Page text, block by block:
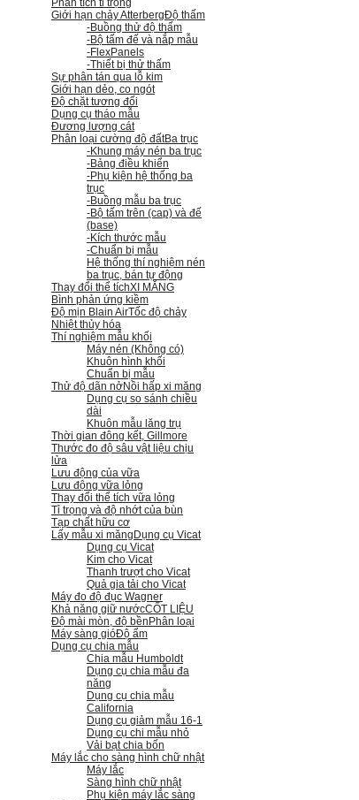
Phân tích tỉ trọng
Giới hạn chảy AtterbergĐộ thấm
-Buồng thử độ thấm
-Bộ tấm đế và nắp mẫu
-FlexPanels
-Thiết bị thử thấm
Sự phân tán qua lỗ kim
Giới hạn dẻo, co ngót
Độ chặt tương đối
Dụng cụ tháo mẫu
Đương lượng cát
Phân loại cường độ đấtBa trục
-Khung máy nén ba trục
-Bảng điều khiển
-Phụ kiện hệ thống ba
trục
-Buồng mẫu ba trục
-Bộ tấm trên (cap) và đế
(base)
-Kích thước mẫu
-Chuẩn bị mẫu
Hệ thống thí nghiệm nén
ba trục, bán tự động
Thay đổi thể tíchXI MĂNG
Bình phản ứng kiềm
Độ mịn Blain AirTốc độ chảy
Nhiệt thủy hóa
Thí nghiệm mẫu khối
Máy nén (Không có)
Khuôn hình khối
Chuẩn bị mẫu
Thử độ dãn nởNồi hấp xi măng
Dụng cụ so sánh chiều
dài
Khuôn mẫu lăng trụ
Thời gian đông kết, Gillmore
Thước đo độ sâu vật liệu chịu
lửa
Lưu động của vữa
Lưu động vữa lỏng
Thay đổi thể tích vữa lỏng
Tỉ trọng và độ nhớt của bùn
Tạp chất hữu cơ
Lấy mẫu xi măng Dụng cụ Vicat
Dụng cụ Vicat
Kim cho Vicat
Thanh trượt cho Vicat
Quả gia tải cho Vicat
Máy đo độ đục Wagner
Khả năng giữ nướcCỐT LIỆU
Độ mài mòn, độ bền Phân loại
Máy sàng gióĐộ ẩm
Dụng cụ chia mẫu
Chia mẫu Humboldt
Dụng cụ chia mẫu đa
năng
Dụng cụ chia mẫu
California
Dụng cụ giảm mẫu 16-1
Dụng cụ chi mẫu nhỏ
Vải bạt chia bốn
Máy lắc cho sàng hình chữ nhật
Máy lắc
Sàng hình chữ nhật
Phụ kiện máy lắc sàng